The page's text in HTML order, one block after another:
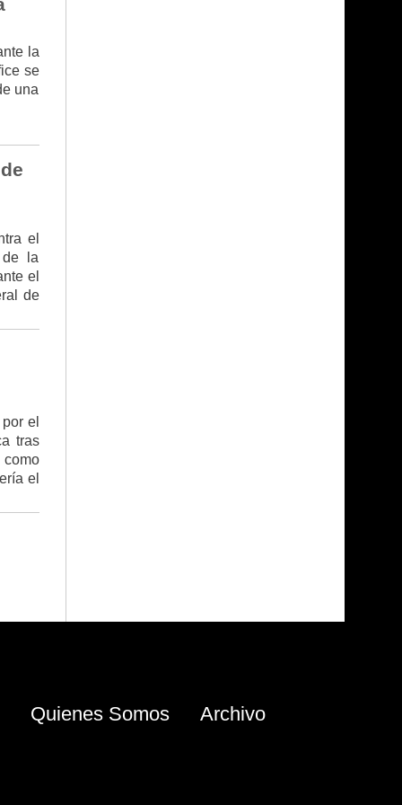
la
se
una
el
de la
el
de
el
tras
el
Quienes Somos Archivo